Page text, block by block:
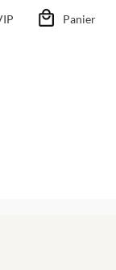
Panier